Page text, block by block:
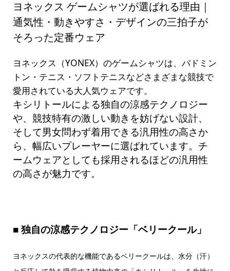
ヨネックス ゲームシャツが選ばれる理由｜
通気性・動きやすさ・デザインの三拍子が
そろった定番ウェア
ヨネックス（YONEX）のゲームシャツは、バドミン
トン・テニス・ソフトテニスなどさまざまな競技で
愛用されている大人気ウェアです。
キシリトールによる独自の涼感テクノロジー
や、競技特有の激しい動きを妨げない設計、
そして男女問わず着用できる汎用性の高さか
ら、幅広いプレーヤーに選ばれています。チ
ームウェアとしても採用されるほどの汎用性
の高さが魅力です。
■ 独自の涼感テクノロジー「ベリークール」
ヨネックスの代表的な機能であるベリークールは、水分（汗）